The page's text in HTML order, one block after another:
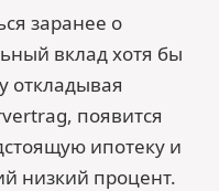
заранее о
вклад хотя бы
откладывая
появится
ипотеку и
низкий процент.